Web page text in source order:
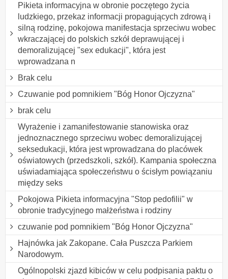
Pikieta informacyjna w obronie poczętego życia
ludzkiego, przekaz informacji propagujących zdrową i
silną rodzinę, pokojowa manifestacja sprzeciwu wobec
wkraczającej do polskich szkół deprawującej i
demoralizującej "sex edukacji", która jest
wprowadzana n
Brak celu
Czuwanie pod pomnikiem "Bóg Honor Ojczyzna"
brak celu
Wyrażenie i zamanifestowanie stanowiska oraz
jednoznacznego sprzeciwu wobec demoralizującej
seksedukacji, która jest wprowadzana do placówek
oświatowych (przedszkoli, szkół). Kampania społeczna
uświadamiająca społeczeństwu o ścisłym powiązaniu
między seks
Pokojowa Pikieta informacyjna "Stop pedofilii" w
obronie tradycyjnego małżeństwa i rodziny
czuwanie pod pomnikiem "Bóg Honor Ojczyzna"
Hajnówka jak Zakopane. Cała Puszcza Parkiem
Narodowym.
Ogólnopolski zjazd kibiców w celu podpisania paktu o